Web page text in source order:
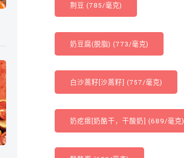
荆豆 (785/毫克)
奶豆腐(脱脂) (773/毫克)
白沙蒿籽[沙蒿籽] (757/毫克)
奶疙瘩[奶酪干，干酸奶] (689/毫克)